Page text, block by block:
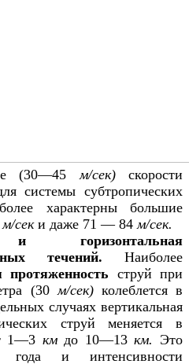
(30—45 м/сек)скорости
системы субтропических
характерны большие
м/сек и даже 71 — 84 м/сек.
и горизонтальная
течений. Наиболее
протяженность струй при
(30 м/сек) колеблется в
случаях вертикальная
струй меняется в
1—3 км до 10—13км. Это
и интенсивности